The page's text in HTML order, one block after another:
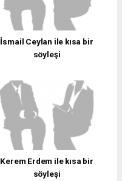
İsmail Ceylan ile kısa bir
söyleşi
Kerem Erdem ile kısa bir
söyleşi